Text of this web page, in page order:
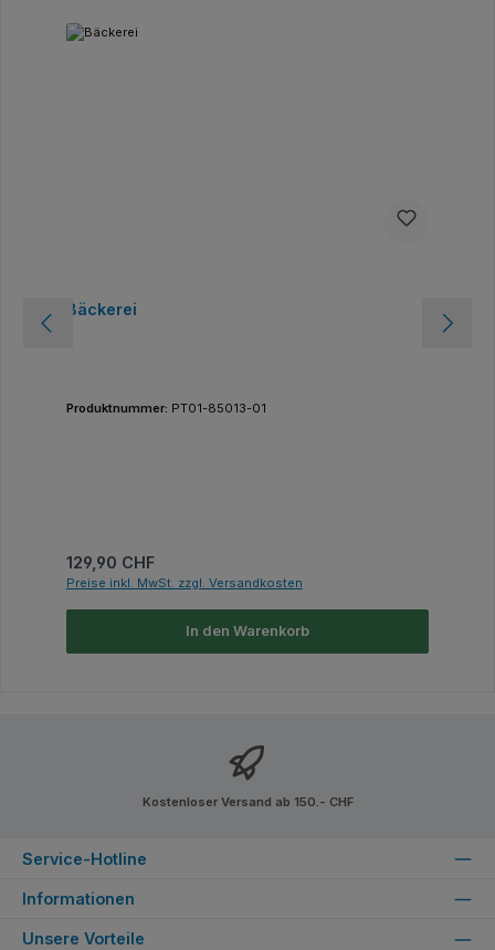
Bäckerei
Produktnummer: PT01-85013-01
Regulärer Preis:
129,90 CHF
Preise inkl. MwSt. zzgl. Versandkosten
In den Warenkorb
Kostenloser Versand ab 150.- CHF
Service-Hotline
Informationen
Unsere Vorteile